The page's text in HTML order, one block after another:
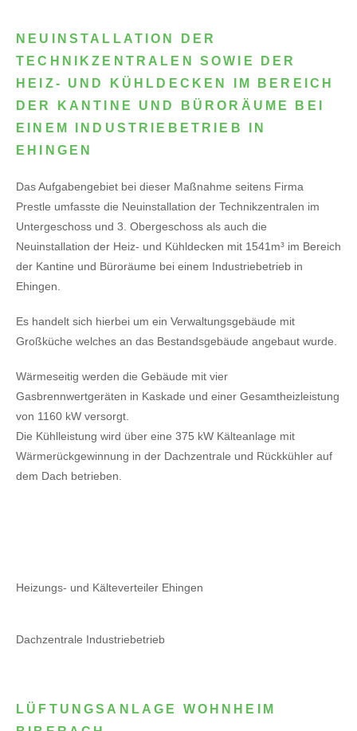
NEUINSTALLATION DER
TECHNIKZENTRALEN SOWIE DER
HEIZ- UND KÜHLDECKEN IM BEREICH
DER KANTINE UND BÜRORÄUME BEI
EINEM INDUSTRIEBETRIEB IN
EHINGEN
Das Aufgabengebiet bei dieser Maßnahme seitens Firma
Prestle umfasste die Neuinstallation der Technikzentralen im
Untergeschoss und 3. Obergeschoss als auch die
Neuinstallation der Heiz- und Kühldecken mit 1541m³ im Bereich
der Kantine und Büroräume bei einem Industriebetrieb in
Ehingen.
Es handelt sich hierbei um ein Verwaltungsgebäude mit
Großküche welches an das Bestandsgebäude angebaut wurde.
Wärmeseitig werden die Gebäude mit vier
Gasbrennwertgeräten in Kaskade und einer Gesamtheizleistung
von 1160 kW versorgt.
Die Kühlleistung wird über eine 375 kW Kälteanlage mit
Wärmerückgewinnung in der Dachzentrale und Rückkühler auf
dem Dach betrieben.
Heizungs- und Kälteverteiler Ehingen
Dachzentrale Industriebetrieb
LÜFTUNGSANLAGE WOHNHEIM